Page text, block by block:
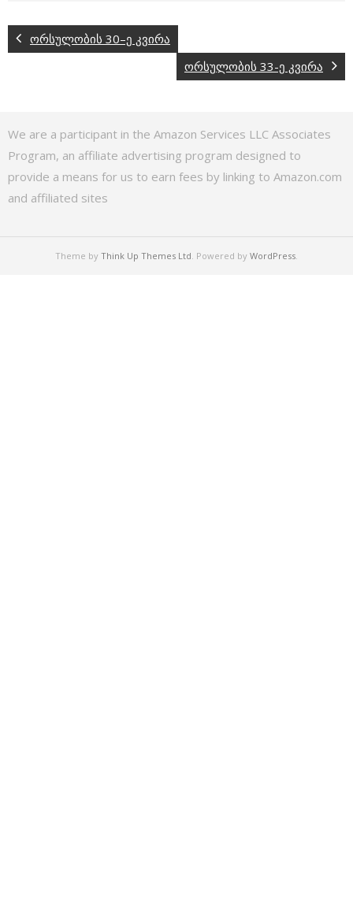
ორსულობის 30–ე კვირა
ორსულობის 33-ე კვირა
We are a participant in the Amazon Services LLC Associates
Program, an affiliate advertising program designed to
provide a means for us to earn fees by linking to Amazon.com
and affiliated sites
Theme by Think Up Themes Ltd. Powered by WordPress.